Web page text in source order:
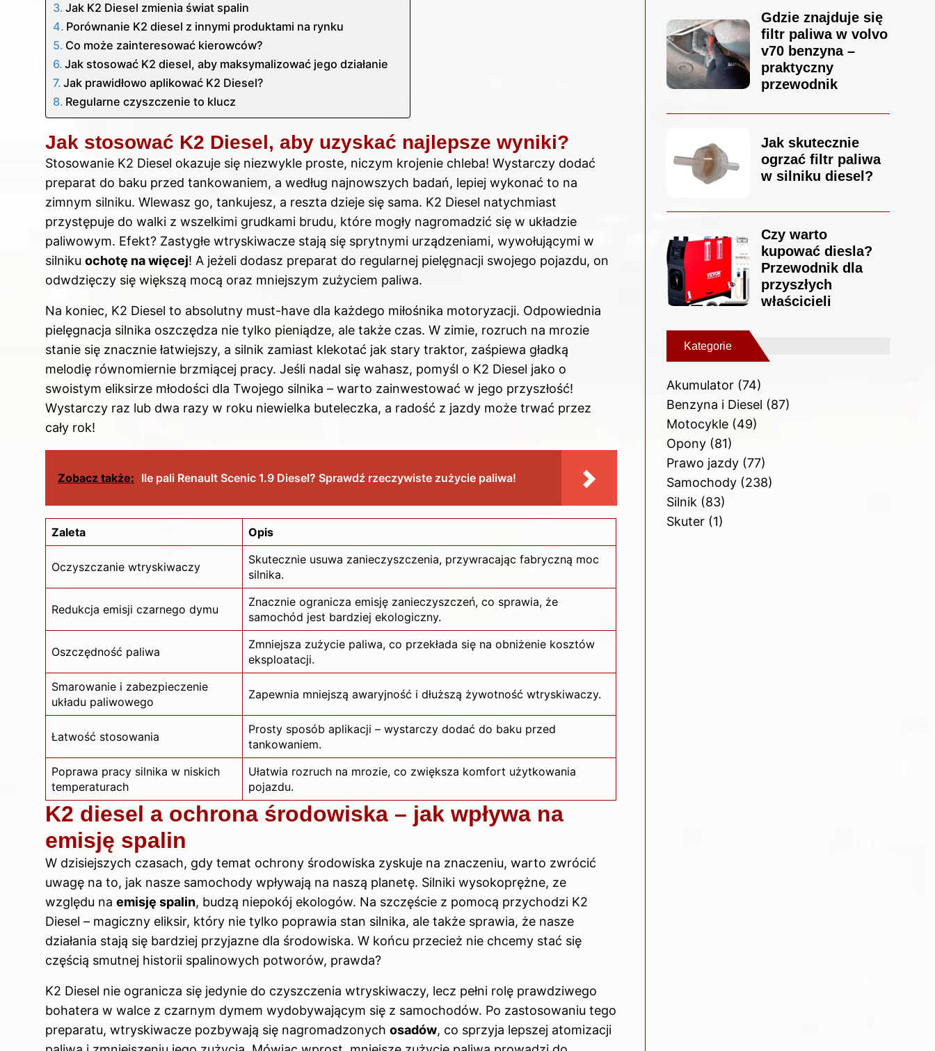
Jak K2 Diesel zmienia świat spalin
Porównanie K2 diesel z innymi produktami na rynku
Co może zainteresować kierowców?
Jak stosować K2 diesel, aby maksymalizować jego działanie
Jak prawidłowo aplikować K2 Diesel?
Regularne czyszczenie to klucz
Jak stosować K2 Diesel, aby uzyskać najlepsze wyniki?
Stosowanie K2 Diesel okazuje się niezwykle proste, niczym krojenie chleba! Wystarczy dodać
preparat do baku przed tankowaniem, a według najnowszych badań, lepiej wykonać to na
zimnym silniku. Wlewasz go, tankujesz, a reszta dzieje się sama. K2 Diesel natychmiast
przystępuje do walki z wszelkimi grudkami brudu, które mogły nagromadzić się w układzie
paliwowym. Efekt? Zastygłe wtryskiwacze stają się sprytnymi urządzeniami, wywołującymi w
silniku ochotę na więcej! A jeżeli dodasz preparat do regularnej pielęgnacji swojego pojazdu, on
odwdzięczy się większą mocą oraz mniejszym zużyciem paliwa.
Na koniec, K2 Diesel to absolutny must-have dla każdego miłośnika motoryzacji. Odpowiednia
pielęgnacja silnika oszczędza nie tylko pieniądze, ale także czas. W zimie, rozruch na mrozie
stanie się znacznie łatwiejszy, a silnik zamiast klekotać jak stary traktor, zaśpiewa gładką
melodię równomiernie brzmiącej pracy. Jeśli nadal się wahasz, pomyśl o K2 Diesel jako o
swoistym eliksirze młodości dla Twojego silnika – warto zainwestować w jego przyszłość!
Wystarczy raz lub dwa razy w roku niewielka buteleczka, a radość z jazdy może trwać przez
cały rok!
Zobacz także: Ile pali Renault Scenic 1.9 Diesel? Sprawdź rzeczywiste zużycie paliwa!
Zaleta Opis
Oczyszczanie wtryskiwaczy
Skutecznie usuwa zanieczyszczenia, przywracając fabryczną moc
silnika.
Redukcja emisji czarnego dymu
Znacznie ogranicza emisję zanieczyszczeń, co sprawia, że
samochód jest bardziej ekologiczny.
Oszczędność paliwa
Zmniejsza zużycie paliwa, co przekłada się na obniżenie kosztów
eksploatacji.
Smarowanie i zabezpieczenie
układu paliwowego
Zapewnia mniejszą awaryjność i dłuższą żywotność wtryskiwaczy.
Łatwość stosowania
Prosty sposób aplikacji – wystarczy dodać do baku przed
tankowaniem.
Poprawa pracy silnika w niskich
temperaturach
Ułatwia rozruch na mrozie, co zwiększa komfort użytkowania
pojazdu.
K2 diesel a ochrona środowiska – jak wpływa na
emisję spalin
W dzisiejszych czasach, gdy temat ochrony środowiska zyskuje na znaczeniu, warto zwrócić
uwagę na to, jak nasze samochody wpływają na naszą planetę. Silniki wysokoprężne, ze
względu na emisję spalin, budzą niepokój ekologów. Na szczęście z pomocą przychodzi K2
Diesel – magiczny eliksir, który nie tylko poprawia stan silnika, ale także sprawia, że nasze
działania stają się bardziej przyjazne dla środowiska. W końcu przecież nie chcemy stać się
częścią smutnej historii spalinowych potworów, prawda?
K2 Diesel nie ogranicza się jedynie do czyszczenia wtryskiwaczy, lecz pełni rolę prawdziwego
bohatera w walce z czarnym dymem wydobywającym się z samochodów. Po zastosowaniu tego
preparatu, wtryskiwacze pozbywają się nagromadzonych osadów, co sprzyja lepszej atomizacji
Gdzie znajduje się
filtr paliwa w volvo
v70 benzyna –
praktyczny
przewodnik
Jak skutecznie
ogrzać filtr paliwa
w silniku diesel?
Czy warto
kupować diesla?
Przewodnik dla
przyszłych
właścicieli
Kategorie
Akumulator(74)
Benzyna i Diesel (87)
Motocykle(49)
Opony(81)
Prawo jazdy(77)
Samochody(238)
Silnik(83)
Skuter(1)